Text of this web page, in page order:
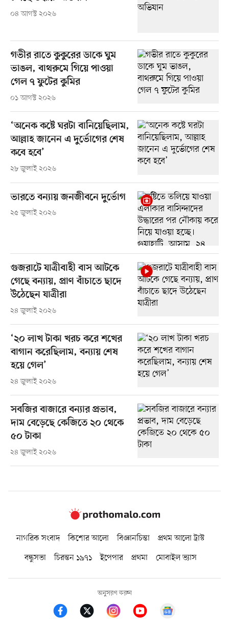
০৪ আগস্ট ২০২৬
গভীর রাতে কুকুরের ডাকে ঘুম
ভাঙল, বাথরুমে গিয়ে পাওয়া
গেল ৭ ফুটের কুমির
০১ আগস্ট ২০২৬
‘অনেক কষ্টে ঘরটা বানিয়েছিলাম,
আল্লাহ জানেন এ দুর্ভোগের শেষ
কবে হবে’
২৮ জুলাই ২০২৬
ভারতে বন্যায় জনজীবনে দুর্ভোগ
২৫ জুলাই ২০২৬
গুজরাটে যাত্রীবাহী বাস আটকে
গেছে বন্যায়, প্রাণ বাঁচাতে ছাদে
উঠেছেন যাত্রীরা
২৪ জুলাই ২০২৬
‘২০ লাখ টাকা খরচ করে শখের
বাগান করেছিলাম, বন্যায় শেষ
হয়ে গেল’
২৪ জুলাই ২০২৬
সবজির বাজারে বন্যার প্রভাব,
দাম বেড়েছে কেজিতে ২০ থেকে
৫০ টাকা
২৪ জুলাই ২০২৬
নাগরিক সংবাদ কিশোর আলো বিজ্ঞানচিন্তা
প্রথম আলো ট্রাস্ট
বন্ধুসভা
চিরন্তন ১৯৭১ ইপেপার প্রথমা মোবাইল ভ্যাস
অনুসরণ করুন